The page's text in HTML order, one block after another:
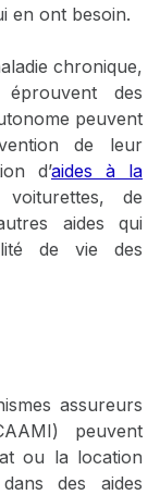
en ont besoin.
chronique,
des
peuvent
de leur
d’aides à la
de
aides qui
de vie des
assureurs
peuvent
ou la location
des aides